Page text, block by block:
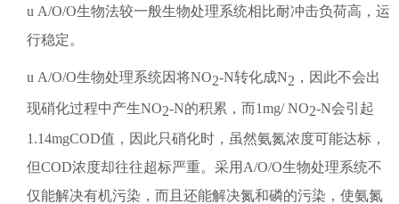
u A/O/O生物法较一般生物处理系统相比耐冲击负荷高，运
行稳定。
u A/O/O生物处理系统因将NO2-N转化成N2 ，因此不会出
现硝化过程中产生NO2-N的积累，而1mg/ NO2-N会引起
1.14mgCOD值，因此只硝化时，虽然氨氮浓度可能达标，
但COD浓度却往往超标严重。采用 A/O/O生物处理系统不
仅能解决有机污染，而且还能解决氮和磷的污染，使氨氮